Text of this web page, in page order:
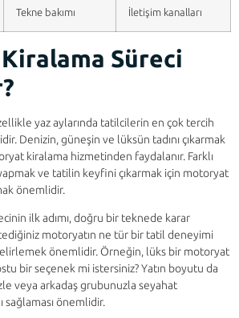
Tekne bakımı İletişim kanalları
Süreci
yaz aylarında tatilcilerin en çok tercih
Denizin, güneşin ve lüksün tadını çıkarmak
kiralama hizmetinden faydalanır. Farklı
ve tatilin keyfini çıkarmak için motoryat
önemlidir.
ilk adımı, doğru bir teknede karar
motoryatın ne tür bir tatil deneyimi
önemlidir. Örneğin, lüks bir motoryat
bir seçenek mi istersiniz? Yatın boyutu da
veya arkadaş grubunuzla seyahat
sağlaması önemlidir.